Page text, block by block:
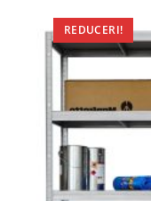
REDUCERI!